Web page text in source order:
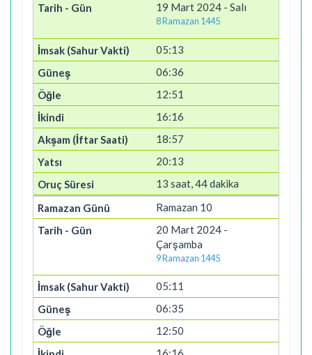
19 Mart 2024 - Salı
8 Ramazan 1445
05:13
06:36
12:51
16:16
18:57
20:13
13 saat, 44 dakika
Ramazan 10
20 Mart 2024 -
Çarşamba
9 Ramazan 1445
05:11
06:35
12:50